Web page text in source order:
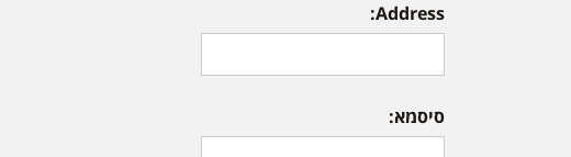
Address:
סיסמא: